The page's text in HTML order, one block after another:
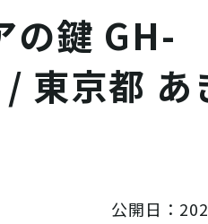
の鍵 GH-
東京都 あ
公開日：